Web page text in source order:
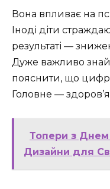
Вона впливає на
Іноді діти
результаті —
Дуже важливо
пояснити, що
Головне — здоров’я
Топери з Днем
Дизайни для